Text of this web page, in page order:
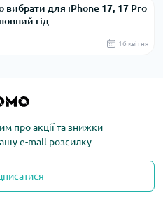
вибрати для iPhone 17, 17 Pro
гід
16 квітня
про акції та знижки
e-mail розсилку